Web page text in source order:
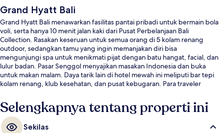
Grand Hyatt Bali
Grand Hyatt Bali menawarkan fasilitas pantai pribadi untuk bermain bola
voli, serta hanya 10 menit jalan kaki dari Pusat Perbelanjaan Bali
Collection. Rasakan keseruan untuk semua orang di 5 kolam renang
outdoor, sedangkan tamu yang ingin memanjakan diri bisa
mengunjungi spa untuk menikmati pijat dengan batu hangat, facial, dan
lulur badan. Pasar Senggol menyajikan masakan Indonesia dan buka
untuk makan malam. Daya tarik lain di hotel mewah ini meliputi bar tepi
kolam renang, klub kesehatan, dan pusat kebugaran. Para traveler
Selengkapnya tentang properti ini
Sekilas